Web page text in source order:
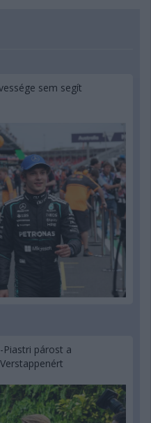
sem segít
párost a